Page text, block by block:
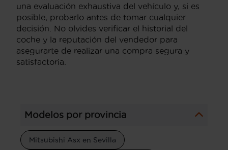
una evaluación exhaustiva del vehículo y, si es
posible, probarlo antes de tomar cualquier
decisión. No olvides verificar el historial del
coche y la reputación del vendedor para
asegurarte de realizar una compra segura y
satisfactoria.
Modelos por provincia
Mitsubishi Asx en Sevilla